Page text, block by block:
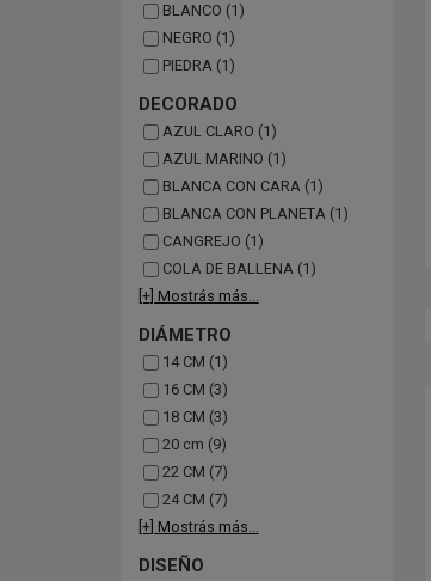
BLANCO (1)
NEGRO (1)
PIEDRA (1)
DECORADO
AZUL CLARO (1)
AZUL MARINO (1)
BLANCA CON CARA (1)
BLANCA CON PLANETA (1)
CANGREJO (1)
COLA DE BALLENA (1)
[+] Mostrás más...
DIÁMETRO
14 CM (1)
16 CM (3)
18 CM (3)
20 cm (9)
22 CM (7)
24 CM (7)
[+] Mostrás más...
DISEÑO